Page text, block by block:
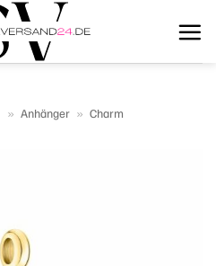
» Anhänger » Charm